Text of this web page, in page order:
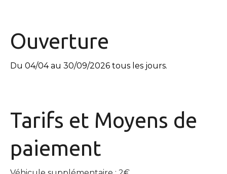
Ouverture
Du 04/04 au 30/09/2026 tous les jours.
Tarifs et Moyens de
paiement